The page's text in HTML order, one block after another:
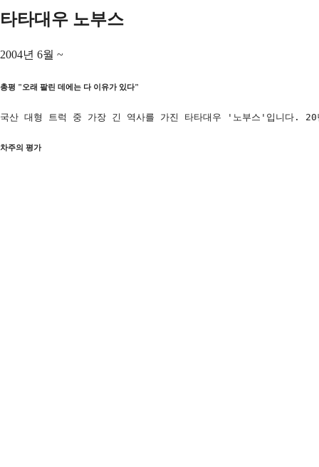
타타대우 노부스
2004년 6월 ~
총평 "오래 팔린 데에는 다 이유가 있다"
국산 대형 트럭 중 가장 긴 역사를 가진 타타대우 '노부스'입니다. 20
차주의 평가